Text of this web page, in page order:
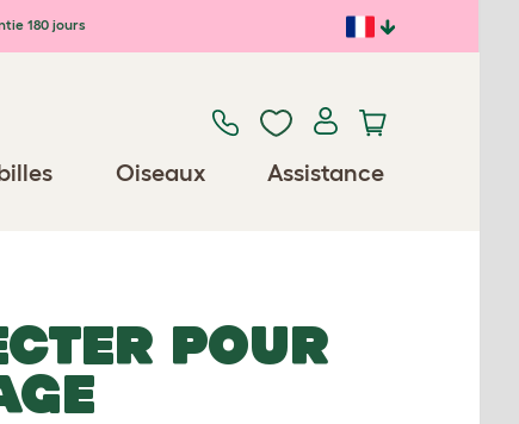
180 jours
Oiseaux Assistance
POUR